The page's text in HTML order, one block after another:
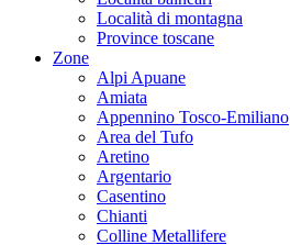
Località di montagna
Province toscane
Zone
Alpi Apuane
Amiata
Appennino Tosco-Emiliano
Area del Tufo
Aretino
Argentario
Casentino
Chianti
Colline Metallifere